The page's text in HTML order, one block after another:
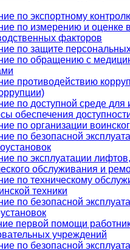
по экспортному
по измерению и оценке
факторов
по защите
по обращению с
противодействию
по доступной среде для
обеспечения
по организации
по безопасной
по эксплуатации
обслуживания и
по техническому
техники
по безопасной
первой помощи
учреждений
по безопасной